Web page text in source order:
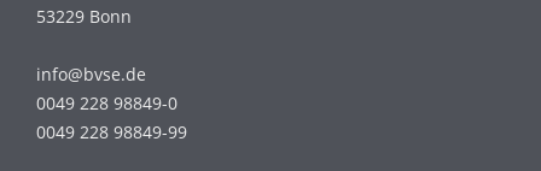
53229 Bonn
info@bvse.de
0049 228 98849-0
0049 228 98849-99